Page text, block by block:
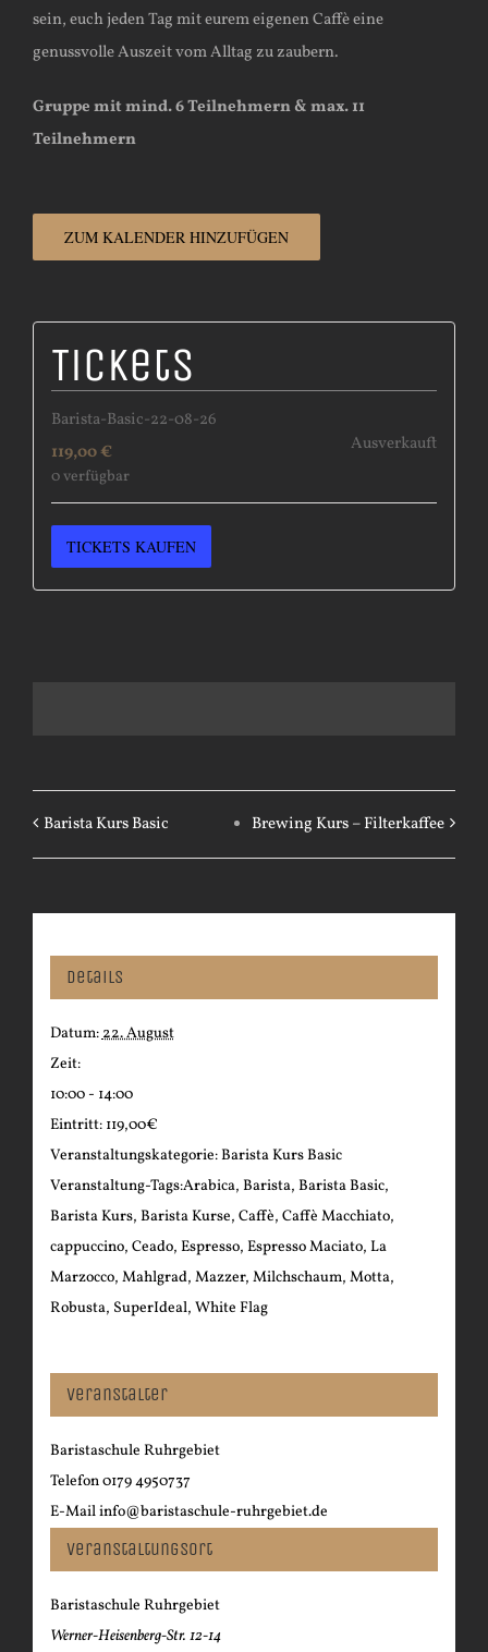
sein, euch jeden Tag mit eurem eigenen Caffè eine
genussvolle Auszeit vom Alltag zu zaubern.
Gruppe mit mind. 6 Teilnehmern & max. 11
Teilnehmern
ZUM KALENDER HINZUFÜGEN
Tickets
Barista-Basic-22-08-26
119,00€
0 verfügbar
Ausverkauft
TICKETS KAUFEN
Barista Kurs Basic Brewing Kurs – Filterkaffee
Details
Datum:22. August
Zeit:
10:00 - 14:00
Eintritt: 119,00€
Veranstaltungskategorie:Barista Kurs Basic
Veranstaltung-Tags:Arabica, Barista, Barista Basic,
Barista Kurs, Barista Kurse, Caffè, Caffè Macchiato,
cappuccino, Ceado, Espresso, Espresso Maciato, La
Marzocco, Mahlgrad, Mazzer, Milchschaum, Motta,
Robusta, SuperIdeal, White Flag
Veranstaltungsort
Baristaschule Ruhrgebiet
Werner-Heisenberg-Str. 12-14
Veranstalter
Baristaschule Ruhrgebiet
Telefon0179 4950737
E-Mailinfo@baristaschule-ruhrgebiet.de